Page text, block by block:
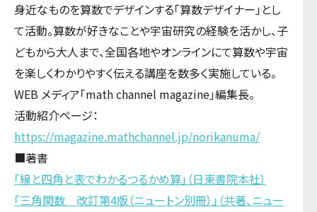
身近なものを算数でデザインする「算数デザイナー」とし
て活動。算数が好きなことや宇宙研究の経験を活かし、子
どもから大人まで、全国各地やオンラインにて算数や宇宙
を楽しくわかりやすく伝える講座を数多く実施している。
WEB メディア「math channel magazine」編集長。
活動紹介ページ：
https://magazine.mathchannel.jp/norikanuma/
■著書
「線と四角と表でわかるつるかめ算」（日東書院本社）
「三角関数 改訂第4版（ニュートン別冊）」（共著、ニュー